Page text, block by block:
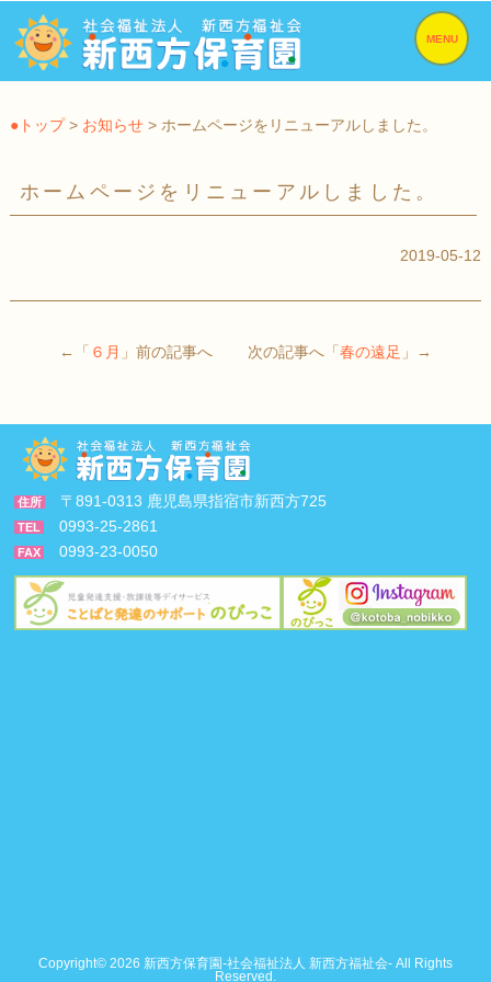
MENU
●トップ> お知らせ> ホームページをリニューアルしました。
ホームページをリニューアルしました。
2019-05-12
←「 ６月 」前の記事へ 次の記事へ「 春の遠足 」→
住所 〒891-0313 鹿児島県指宿市新西方725
TEL 0993-25-2861
FAX 0993-23-0050
Copyright© 2026 新西方保育園-社会福祉法人 新西方福祉会- All Rights
Reserved.